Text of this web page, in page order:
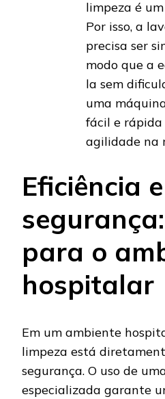
limpeza é
Por isso, a
precisa ser
modo que a
la sem
uma
fácil e
agilidade na
Eficiência e
para o
hospitalar
Em um ambiente
limpeza está
segurança. O uso de
especializada garante